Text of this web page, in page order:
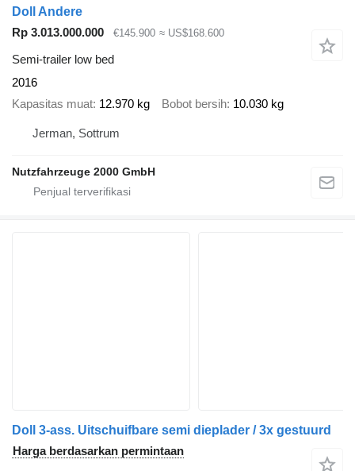
Doll Andere
Rp 3.013.000.000
€145.900 ≈ US$168.600
Semi-trailer low bed
2016
Kapasitas muat 12.970 kg Bobot bersih 10.030 kg
Jerman, Sottrum
Nutzfahrzeuge 2000 GmbH
Doll 3-ass. Uitschuifbare semi dieplader / 3x gestuurd
Harga berdasarkan permintaan